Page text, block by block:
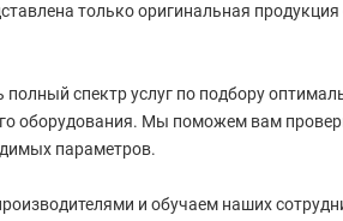
только оригинальная продукция
спектр услуг по подбору
оборудования. Мы поможем вам
параметров.
и обучаем наших